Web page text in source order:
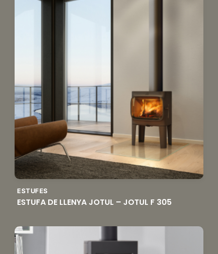
ESTUFES
ESTUFA DE LLENYA JOTUL – JOTUL F 305